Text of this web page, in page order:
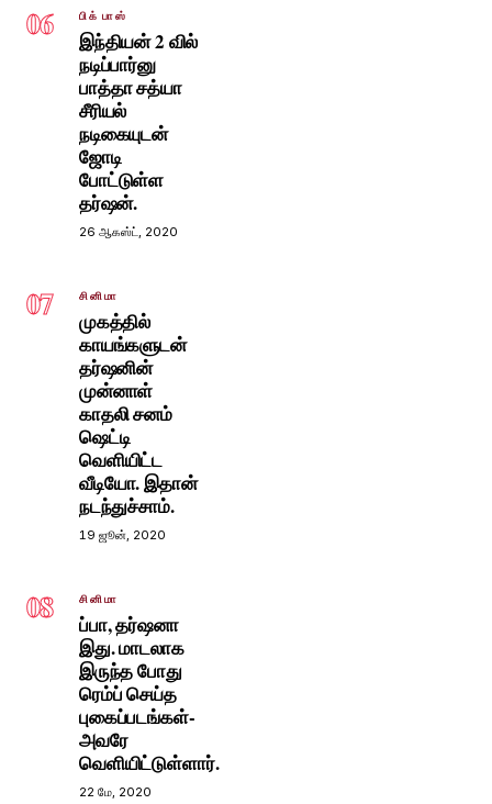
06 பிக் பாஸ்
இந்தியன் 2 வில்
நடிப்பார்னு
பாத்தா சத்யா
சீரியல்
நடிகையுடன்
ஜோடி
போட்டுள்ள
தர்ஷன்.
26 ஆகஸ்ட், 2020
07 சினிமா
முகத்தில்
காயங்களுடன்
தர்ஷனின்
முன்னாள்
காதலி சனம்
ஷெட்டி
வெளியிட்ட
வீடியோ. இதான்
நடந்துச்சாம்.
19 ஜூன், 2020
08 சினிமா
ப்பா, தர்ஷனா
இது. மாடலாக
இருந்த போது
ரெம்ப் செய்த
புகைப்படங்கள்-
அவரே
வெளியிட்டுள்ளார்.
22 மே, 2020